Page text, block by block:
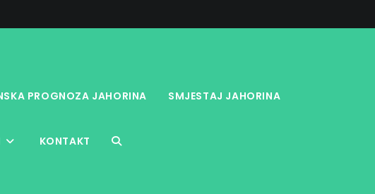
PROGNOZA JAHORINA SMJESTAJ JAHORINA
KONTAKT TOGGLE